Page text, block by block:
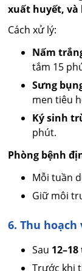
xuất huyết,
Cách xử lý:
Nấm
tắm 15
Sưng
men tiêu
Ký sinh
phút.
Phòng bệnh
Mỗi tuần
Giữ môi
6. Thu
Sau
Trước khi